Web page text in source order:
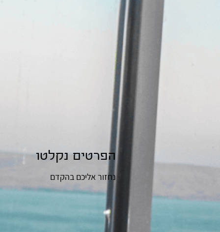
הפרטים נקלטו
נחזור אליכם בהקדם